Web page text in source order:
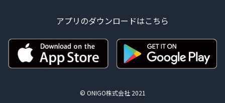
アプリのダウンロードはこちら
© ONIGO株式会社 2021